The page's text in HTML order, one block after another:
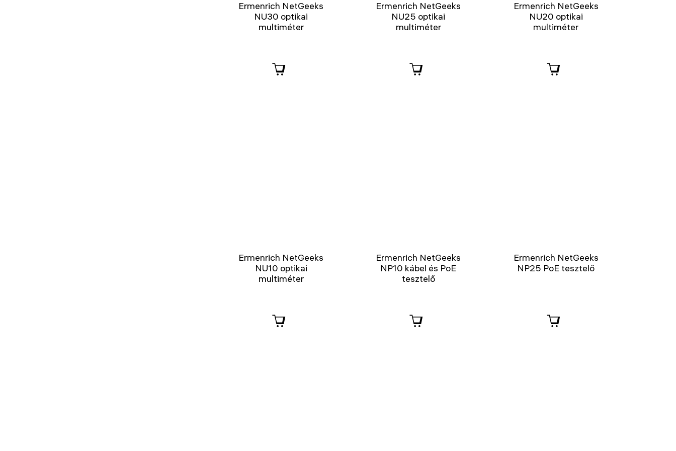
Ermenrich NetGeeks
NU30 optikai
multiméter
Ermenrich NetGeeks
NU25 optikai
multiméter
Ermenrich NetGeeks
NU20 optikai
multiméter
Ermenrich NetGeeks
NU10 optikai
multiméter
Ermenrich NetGeeks
NP10 kábel és PoE
tesztelő
Ermenrich NetGeeks
NP25 PoE tesztelő